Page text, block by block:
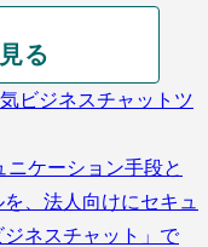
る
ビジネスチャットツ
ニケーション手段と
、法人向けにセキュ
ネスチャット」で